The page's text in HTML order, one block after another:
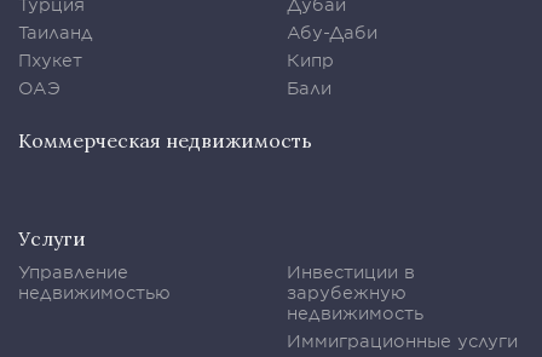
Турция
Таиланд
Пхукет
ОАЭ
Дубаи
Абу-Даби
Кипр
Бали
Коммерческая недвижимость
Услуги
Управление
недвижимостью
Инвестиции в
зарубежную
недвижимость
Иммиграционные услуги